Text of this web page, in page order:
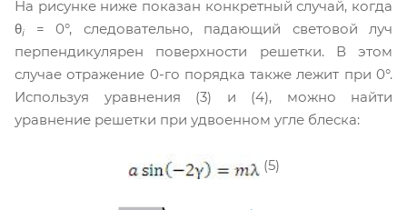
На рисунке ниже показан конкретный случай, когда
θi
= 0°, следовательно, падающий световой луч
перпендикулярен поверхности решетки. В этом
случае отражение 0-го порядка также лежит при 0°.
Используя уравнения (3) и (4), можно найти
уравнение решетки при удвоенном угле блеска:
(5)